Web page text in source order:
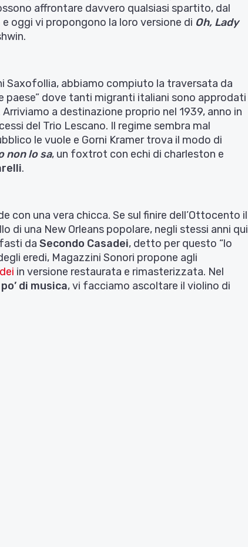
affrontare davvero qualsiasi spartito, dal
e oggi vi propongono la loro versione di Oh, Lady
Saxofollia, abbiamo compiuto la traversata da
paese” dove tanti migranti italiani sono approdati
a destinazione proprio nel 1939, anno in
del Trio Lescano. Il regime sembra mal
le vuole e Gorni Kramer trova il modo di
non lo sa, un foxtrot con echi di charleston e
.
con una vera chicca. Se sul finire dell’Ottocento il
di una New Orleans popolare, negli stessi anni qui
da Secondo Casadei, detto per questo “lo
eredi, Magazzini Sonori propone agli
in versione restaurata e rimasterizzata. Nel
di musica, vi facciamo ascoltare il violino di